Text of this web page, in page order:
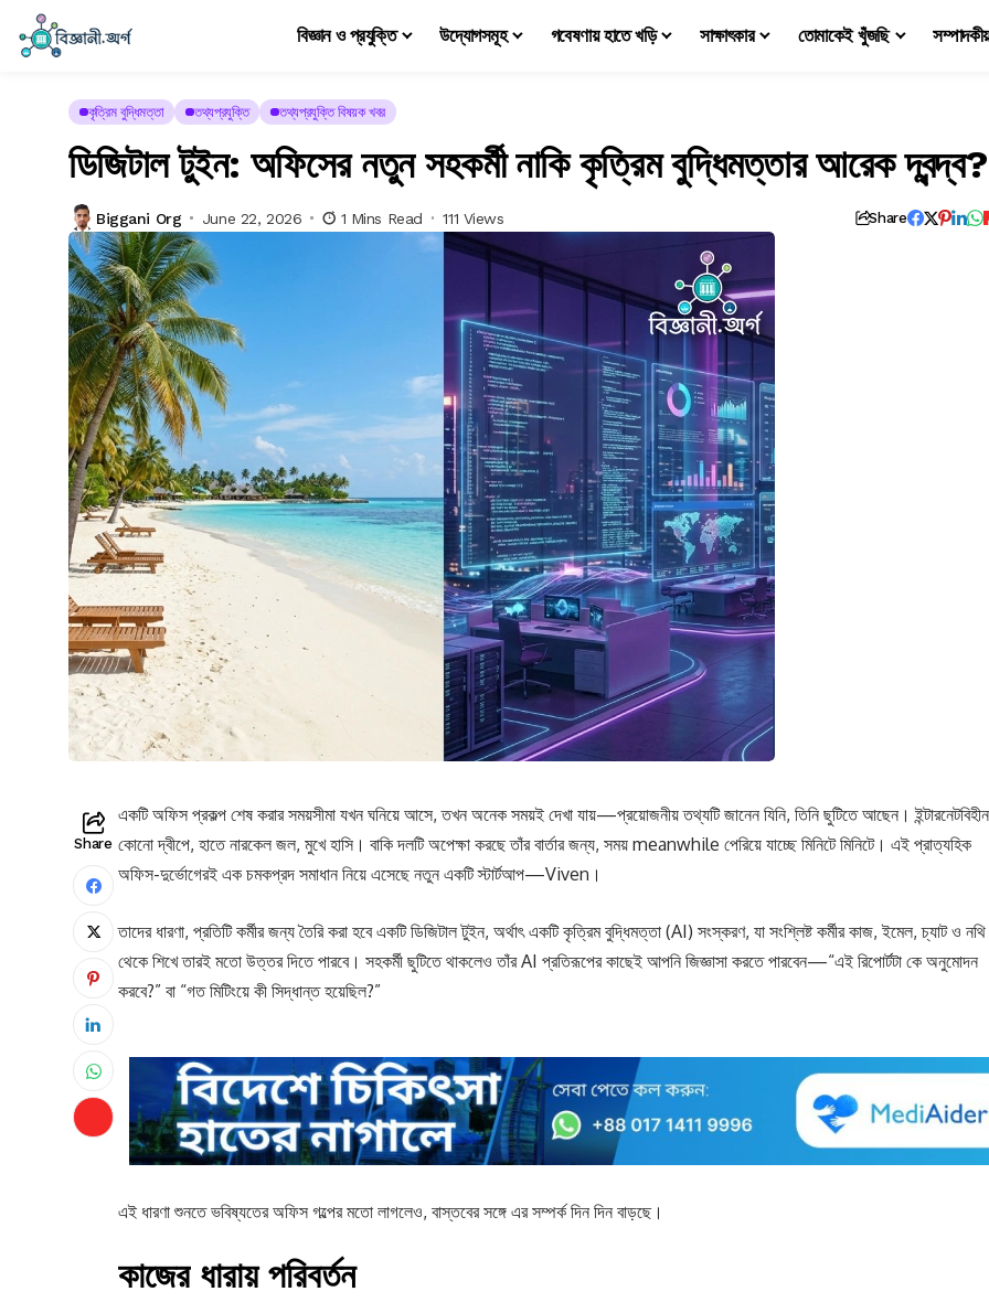
বিজ্ঞান ও প্রযুক্তি উদ্যোগসমূহ গবেষণায় হাতে খড়ি সাক্ষাৎকার তোমাকেই খুঁজছি
কৃত্রিম বুদ্ধিমত্তা তথ্যপ্রযুক্তি তথ্যপ্রযুক্তি বিষয়ক খবর
ডিজিটাল টুইন: অফিসের নতুন সহকর্মী নাকি কৃত্রিম বুদ্ধিমত্তার আরেক দ্বন্দ্ব?
Biggani Org June 22, 2026 1 Mins Read 111 Views Share
Share
একটি অফিস প্রকল্প শেষ করার সময়সীমা যখন ঘনিয়ে আসে, তখন অনেক সময়ই দেখা যায়—প্রয়োজনীয় তথ্যটি জানেন যিনি, তিনি ছুটিতে আছেন। ইন্টারনেটবিহীন
কোনো দ্বীপে, হাতে নারকেল জল, মুখে হাসি। বাকি দলটি অপেক্ষা করছে তাঁর বার্তার জন্য, সময় meanwhile পেরিয়ে যাচ্ছে মিনিটে মিনিটে। এই প্রাত্যহিক
অফিস-দুর্ভোগেরই এক চমকপ্রদ সমাধান নিয়ে এসেছে নতুন একটি স্টার্টআপ—Viven।
তাদের ধারণা, প্রতিটি কর্মীর জন্য তৈরি করা হবে একটি ডিজিটাল টুইন, অর্থাৎ একটি কৃত্রিম বুদ্ধিমত্তা (AI) সংস্করণ, যা সংশ্লিষ্ট কর্মীর কাজ, ইমেল, চ্যাট ও নথি
থেকে শিখে তারই মতো উত্তর দিতে পারবে। সহকর্মী ছুটিতে থাকলেও তাঁর AI প্রতিরূপের কাছেই আপনি জিজ্ঞাসা করতে পারবেন—“এই রিপোর্টটা কে অনুমোদন
করবে?” বা “গত মিটিংয়ে কী সিদ্ধান্ত হয়েছিল?”
এই ধারণা শুনতে ভবিষ্যতের অফিস গল্পের মতো লাগলেও, বাস্তবের সঙ্গে এর সম্পর্ক দিন দিন বাড়ছে।
কাজের ধারায় পরিবর্তন